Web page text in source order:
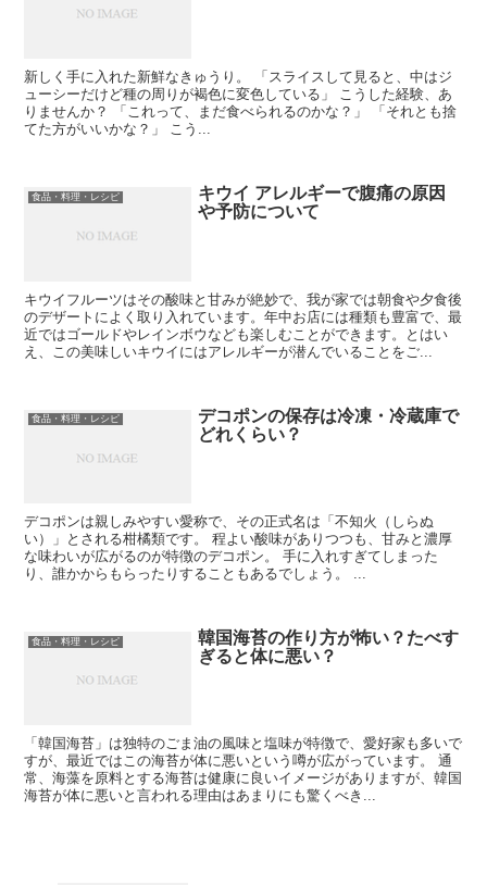
新しく手に入れた新鮮なきゅうり。 「スライスして見ると、中はジ
ューシーだけど種の周りが褐色に変色している」 こうした経験、あ
りませんか？ 「これって、まだ食べられるのかな？」 「それとも捨
てた方がいいかな？」 こう...
食品・料理・レシピ
キウイ アレルギーで腹痛の原因
や予防について
キウイフルーツはその酸味と甘みが絶妙で、我が家では朝食や夕食後
のデザートによく取り入れています。年中お店には種類も豊富で、最
近ではゴールドやレインボウなども楽しむことができます。とはい
え、この美味しいキウイにはアレルギーが潜んでいることをご...
食品・料理・レシピ
デコポンの保存は冷凍・冷蔵庫で
どれくらい？
デコポンは親しみやすい愛称で、その正式名は「不知火（しらぬ
い）」とされる柑橘類です。 程よい酸味がありつつも、甘みと濃厚
な味わいが広がるのが特徴のデコポン。 手に入れすぎてしまった
り、誰かからもらったりすることもあるでしょう。 ...
食品・料理・レシピ
韓国海苔の作り方が怖い？たべす
ぎると体に悪い？
「韓国海苔」は独特のごま油の風味と塩味が特徴で、愛好家も多いで
すが、最近ではこの海苔が体に悪いという噂が広がっています。 通
常、海藻を原料とする海苔は健康に良いイメージがありますが、韓国
海苔が体に悪いと言われる理由はあまりにも驚くべき...